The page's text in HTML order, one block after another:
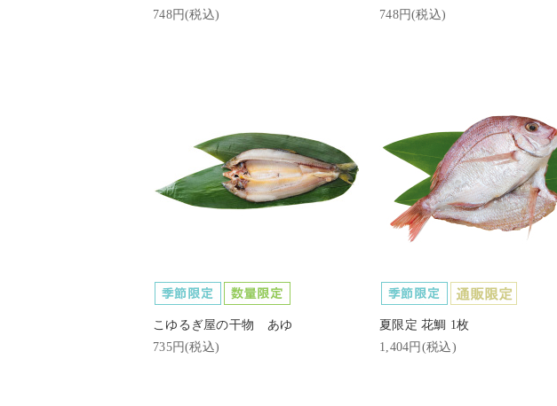
748円(税込)
748円(税込)
こゆるぎ屋の干物 あゆ
735円(税込)
夏限定 花鯛 1枚
1,404円(税込)